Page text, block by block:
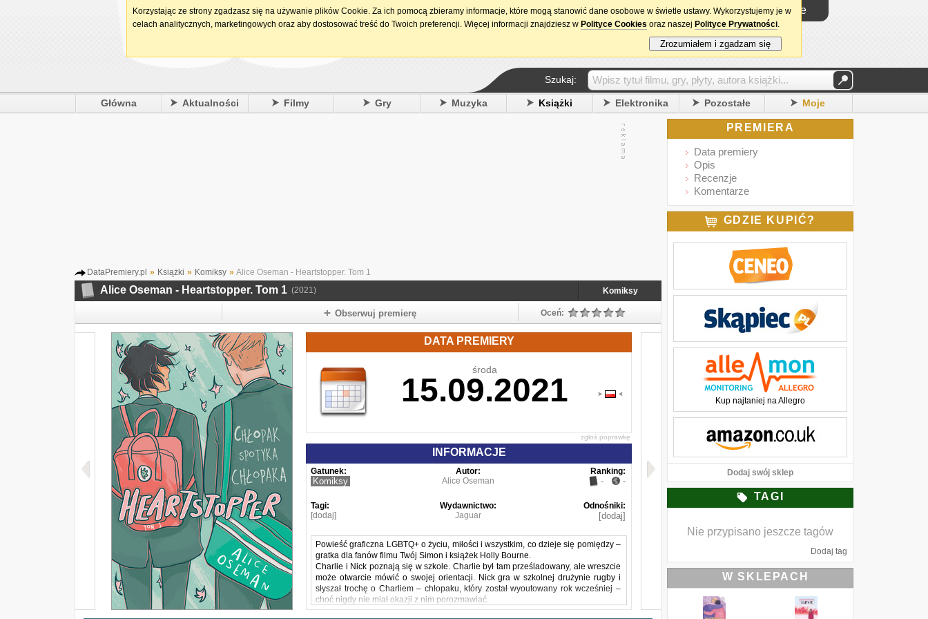
15. urodziny DataPremiery.pl Logowanie
Szukaj:
Główna Aktualności Filmy Gry Muzyka Książki Elektronika Pozostałe Moje
DataPremiery.pl » Książki » Komiksy » Alice Oseman - Heartstopper. Tom 1
Alice Oseman - Heartstopper. Tom 1 (2021) Komiksy
Obserwuj premierę Oceń:
DATA PREMIERY
środa
15.09.2021
zgłoś poprawkę
INFORMACJE
Gatunek:
Komiksy
Autor:
Alice Oseman
Ranking:
- -
Tagi:
[dodaj]
Wydawnictwo:
Jaguar
Odnośniki:
[dodaj]
Powieść graficzna LGBTQ+ o życiu, miłości i wszystkim, co dzieje się pomiędzy –
gratka dla fanów filmu Twój Simon i książek Holly Bourne.
Charlie i Nick poznają się w szkole. Charlie był tam prześladowany, ale wreszcie
może otwarcie mówić o swojej orientacji. Nick gra w szkolnej drużynie rugby i
słyszał trochę o Charliem – chłopaku, który został wyoutowany rok wcześniej –
choć nigdy nie miał okazji z nim porozmawiać.
Nick i Charlie trafiają na wspólne zajęcia i siadają w jednej ławce. Szybko stają
PREMIERA
Data premiery
Opis
Recenzje
Komentarze
GDZIE KUPIĆ?
Kup najtaniej na Allegro
Dodaj swój sklep
TAGI
Nie przypisano jeszcze tagów
Dodaj tag
W SKLEPACH
Korzystając ze strony zgadzasz się na używanie plików Cookie. Za ich pomocą zbieramy informacje, które mogą stanowić dane osobowe w świetle ustawy. Wykorzystujemy je w
celach analitycznych, marketingowych oraz aby dostosować treść do Twoich preferencji. Więcej informacji znajdziesz w Polityce Cookies oraz naszej Polityce Prywatności.
Zrozumiałem i zgadzam się